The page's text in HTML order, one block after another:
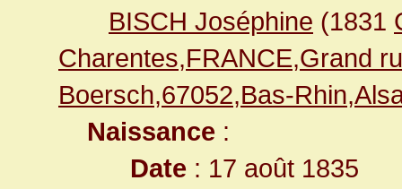
BISCH Joséphine (1831
Charentes,FRANCE,Grand
Boersch,67052,Bas-
Naissance :
Date : 17 août 1835